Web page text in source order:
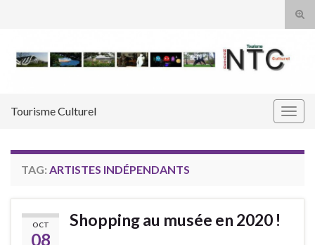
Tourisme Culturel
TAG: ARTISTES INDÉPENDANTS
OCT
08
Shopping au musée en 2020 !